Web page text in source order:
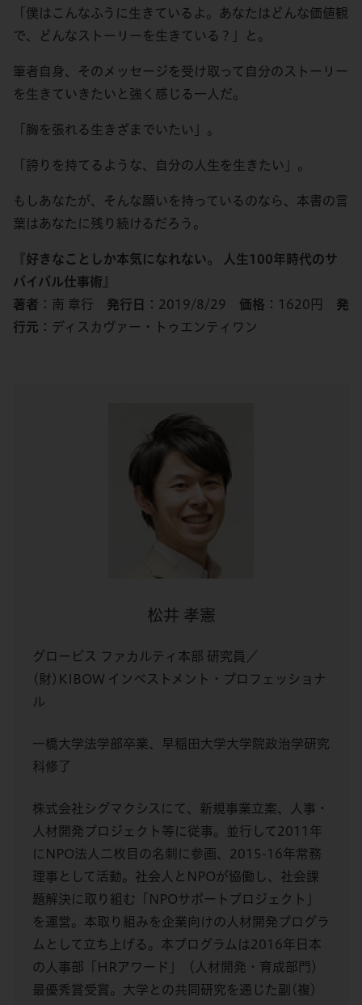
「僕はこんなふうに生きているよ。あなたはどんな価値観
で、どんなストーリーを生きている？」と。
筆者自身、そのメッセージを受け取って自分のストーリー
を生きていきたいと強く感じる一人だ。
「胸を張れる生きざまでいたい」。
「誇りを持てるような、自分の人生を生きたい」。
もしあなたが、そんな願いを持っているのなら、本書の言
葉はあなたに残り続けるだろう。
『好きなことしか本気になれない。 人生100年時代のサ
バイバル仕事術』
著者 ：南 章行 発行日 ：2019/8/29 価格 ：1620円 発
行元 ：ディスカヴァー・トゥエンティワン
松井 孝憲
グロービス ファカルティ本部 研究員／
(財)KIBOW インベストメント・プロフェッショナ
ル
一橋大学法学部卒業、早稲田大学大学院政治学研究
科修了
株式会社シグマクシスにて、新規事業立案、人事・
人材開発プロジェクト等に従事。並行して2011年
にNPO法人二枚目の名刺に参画、2015-16年常務
理事として活動。社会人とNPOが協働し、社会課
題解決に取り組む「NPOサポートプロジェクト」
を運営。本取り組みを企業向けの人材開発プログラ
ムとして立ち上げる。本プログラムは2016年日本
の人事部「HRアワード」（人材開発・育成部門）
最優秀賞受賞。大学との共同研究を通じた副(複)